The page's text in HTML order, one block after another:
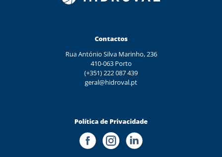
Contactos
Rua António Silva Marinho, 236
410-063 Porto
(+351) 222 087 439
geral@hidroval.pt
Política de Privacidade